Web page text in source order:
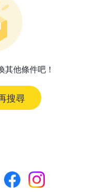
他條件吧！
搜尋